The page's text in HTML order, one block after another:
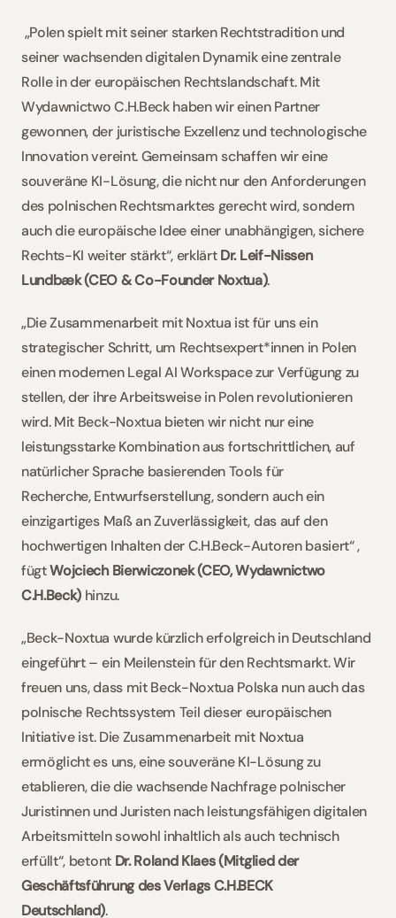
„Polen spielt mit seiner starken Rechtstradition und
seiner wachsenden digitalen Dynamik eine zentrale
Rolle in der europäischen Rechtslandschaft. Mit
Wydawnictwo C.H.Beck haben wir einen Partner
gewonnen, der juristische Exzellenz und technologische
Innovation vereint. Gemeinsam schaffen wir eine
souveräne KI-Lösung, die nicht nur den Anforderungen
des polnischen Rechtsmarktes gerecht wird, sondern
auch die europäische Idee einer unabhängigen, sichere
Rechts-KI weiter stärkt“, erklärt Dr. Leif-Nissen
Lundbæk (CEO & Co-Founder Noxtua).
„Die Zusammenarbeit mit Noxtua ist für uns ein
strategischer Schritt, um Rechtsexpert*innen in Polen
einen modernen Legal AI Workspace zur Verfügung zu
stellen, der ihre Arbeitsweise in Polen revolutionieren
wird. Mit Beck-Noxtua bieten wir nicht nur eine
leistungsstarke Kombination aus fortschrittlichen, auf
natürlicher Sprache basierenden Tools für
Recherche, Entwurfserstellung, sondern auch ein
einzigartiges Maß an Zuverlässigkeit, das auf den
hochwertigen Inhalten der C.H.Beck-Autoren basiert“ ,
fügt Wojciech Bierwiczonek (CEO, Wydawnictwo
C.H.Beck) hinzu.
„Beck-Noxtua wurde kürzlich erfolgreich in Deutschland
eingeführt – ein Meilenstein für den Rechtsmarkt. Wir
freuen uns, dass mit Beck-Noxtua Polska nun auch das
polnische Rechtssystem Teil dieser europäischen
Initiative ist. Die Zusammenarbeit mit Noxtua
ermöglicht es uns, eine souveräne KI-Lösung zu
etablieren, die die wachsende Nachfrage polnischer
Juristinnen und Juristen nach leistungsfähigen digitalen
Arbeitsmitteln sowohl inhaltlich als auch technisch
erfüllt“, betont Dr. Roland Klaes (Mitglied der
Geschäftsführung des Verlags C.H.BECK
Deutschland).